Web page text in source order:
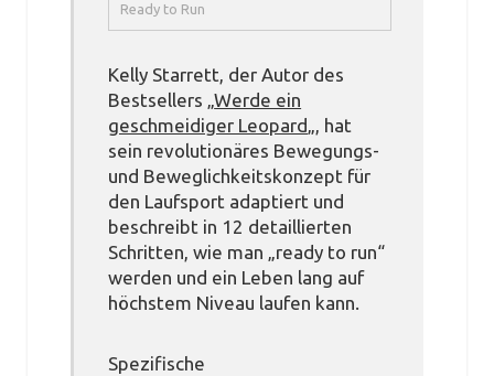
Ready to Run
Kelly Starrett, der Autor des
Bestsellers „Werde ein
geschmeidiger Leopard„, hat
sein revolutionäres Bewegungs-
und Beweglichkeitskonzept für
den Laufsport adaptiert und
beschreibt in 12 detaillierten
Schritten, wie man „ready to run“
werden und ein Leben lang auf
höchstem Niveau laufen kann.
Spezifische